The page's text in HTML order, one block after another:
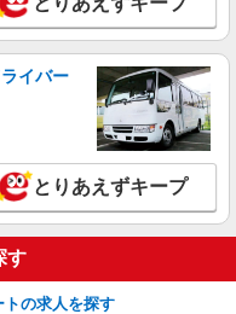
き高齢者向け住宅／夜勤専
円 ※経験・能力・資格等
護福祉士 時給1,257円 その
律処遇改善加算含む 〇時
勤務手当 〇夜勤手当 〇深
勤務手当 〇早朝7:00〜
は時給25％UP
ス千葉穴川 千葉県千葉市稲
号
詳細を見る
イバー
とりあえずキープ
す
の求人を探す